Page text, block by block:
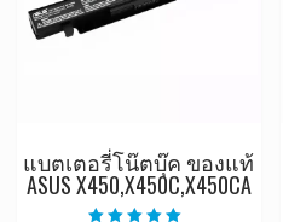
แบตเตอรี่โน๊ตบุ๊ค ของแท้
ASUS X450,X450C,X450CA